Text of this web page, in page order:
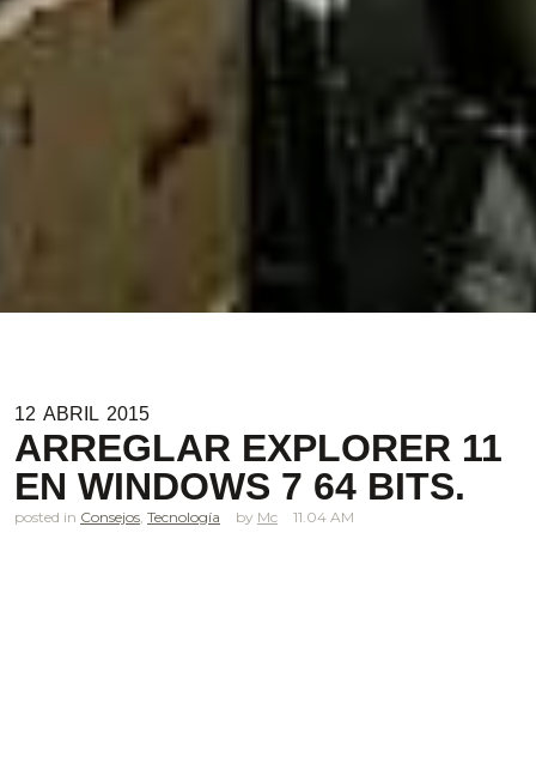
12 ABRIL 2015
ARREGLAR EXPLORER 11
EN WINDOWS 7 64 BITS.
posted in Consejos Tecnología Mc 11.04 AM